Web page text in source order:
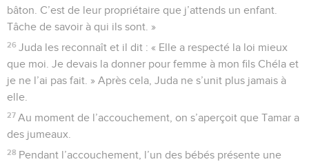
bâton. C’est de leur propriétaire que j’attends un enfant.
Tâche de savoir à qui ils sont. »
26 Juda les reconnaît et il dit : « Elle a respecté la loi mieux
que moi. Je devais la donner pour femme à mon fils Chéla et
je ne l’ai pas fait. » Après cela, Juda ne s’unit plus jamais à
elle.
27 Au moment de l’accouchement, on s’aperçoit que Tamar a
des jumeaux.
28 Pendant l’accouchement, l’un des bébés présente une